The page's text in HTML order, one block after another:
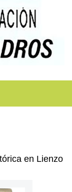
en Lienzo